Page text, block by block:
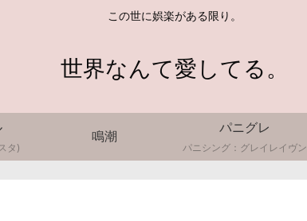
この世に娯楽がある限り。
世界なんて愛してる。
タ)
鳴潮
パニグレ
パニシング：グレイレイヴン